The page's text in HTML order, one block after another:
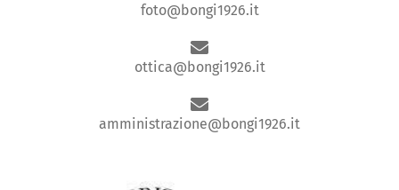
foto@bongi1926.it
ottica@bongi1926.it
amministrazione@bongi1926.it